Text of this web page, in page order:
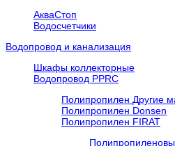
АкваСтоп
Водосчетчики
Водопровод и канализация
Шкафы коллекторные
Водопровод PPRC
Полипропилен Другие
Полипропилен Donsen
Полипропилен FIRAT